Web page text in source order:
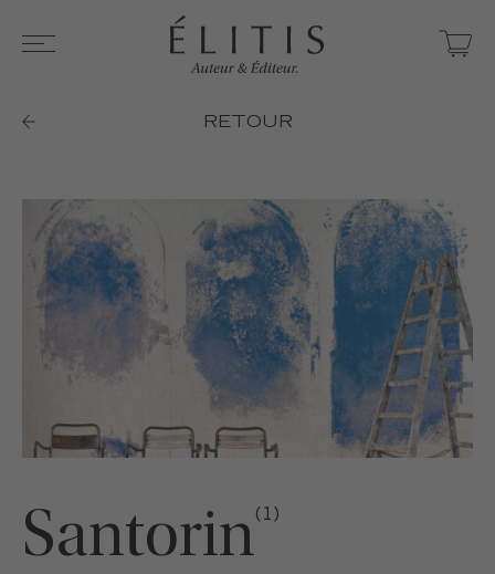
RETOUR
Santorin(1)